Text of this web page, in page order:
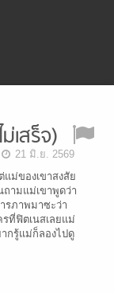
เสร็จ)
21 มิ.ย. 2569
ม่ของเขาสงสัย
ถามแม่เขาพูดว่า
รภาพมาซะว่า
ที่ฟิตเนสเลยแม่
กรู้แม่ก็ลองไปดู